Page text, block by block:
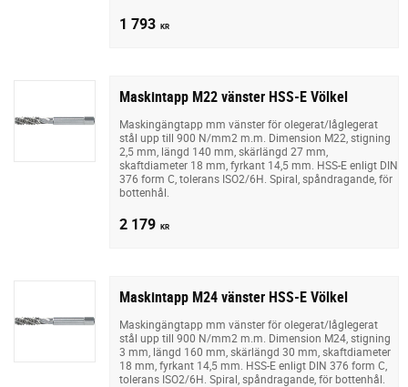
1 793 KR
Maskintapp M22 vänster HSS-E Völkel
Maskingängtapp mm vänster för olegerat/låglegerat
stål upp till 900 N/mm2 m.m. Dimension M22, stigning
2,5 mm, längd 140 mm, skärlängd 27 mm,
skaftdiameter 18 mm, fyrkant 14,5 mm. HSS-E enligt DIN
376 form C, tolerans ISO2/6H. Spiral, spåndragande, för
bottenhål.
2 179 KR
Maskintapp M24 vänster HSS-E Völkel
Maskingängtapp mm vänster för olegerat/låglegerat
stål upp till 900 N/mm2 m.m. Dimension M24, stigning
3 mm, längd 160 mm, skärlängd 30 mm, skaftdiameter
18 mm, fyrkant 14,5 mm. HSS-E enligt DIN 376 form C,
tolerans ISO2/6H. Spiral, spåndragande, för bottenhål.